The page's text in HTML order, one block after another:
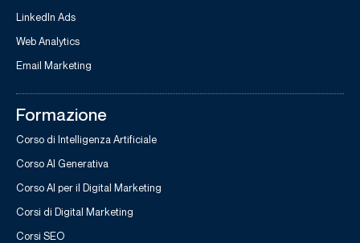
LinkedIn Ads
Web Analytics
Email Marketing
Formazione
Corso di Intelligenza Artificiale
Corso AI Generativa
Corso AI per il Digital Marketing
Corsi di Digital Marketing
Corsi SEO